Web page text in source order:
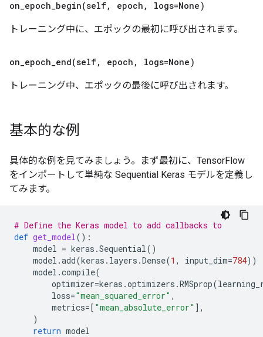
on_epoch_begin(self, epoch , logs=None)
トレーニング中に、エポックの最初に呼び出されます。
on_epoch_end(self, epoch , logs=None)
トレーニング中、エポックの最後に呼び出されます。
基本的な例
具体的な例を見てみましょう。まず最初に、TensorFlow
をインポートして単純な Sequential Keras モデルを定義し
てみます。
# Define the Keras model to add callbacks to
def get_model():
model = keras .Sequential()
model .add(keras . layers .Dense(1 , input_dim=784))
model .compile(
optimizer=keras .optimizers .RMSprop(
loss="mean_squared_error" ,
metrics=[ "mean_absolute_error" ],
)
return model